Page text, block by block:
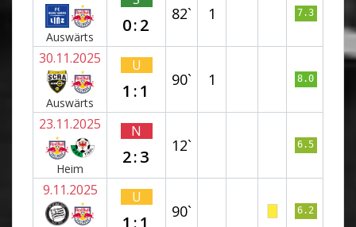
Auswärts
0:2
82` 1 7.3
30.11.2025
Auswärts
U
1:1
90` 1 8.0
23.11.2025
Heim
N
2:3
12` 6.5
9.11.2025 U
1:1
90` 6.2